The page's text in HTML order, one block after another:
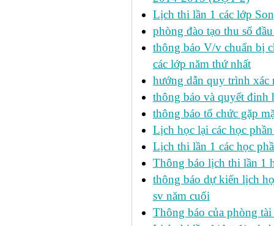
Lịch thi lần 1 các lớp
phòng đào tạo thu sổ
thông báo V/v chuẩn bị
các lớp năm thứ nhất
hướng dẫn quy trình xác
thông báo và quyết đinh
thông báo tổ chức gặp
Lịch học lại các học
Lịch thi lần 1 các học
Thông báo lịch thi lần 1
thông báo dự kiến lịch
sv năm cuối
Thông báo của phòng